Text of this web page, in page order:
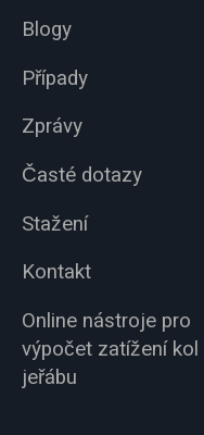
Blogy
Případy
Zprávy
Časté dotazy
Stažení
Kontakt
Online nástroje pro
výpočet zatížení kol
jeřábu